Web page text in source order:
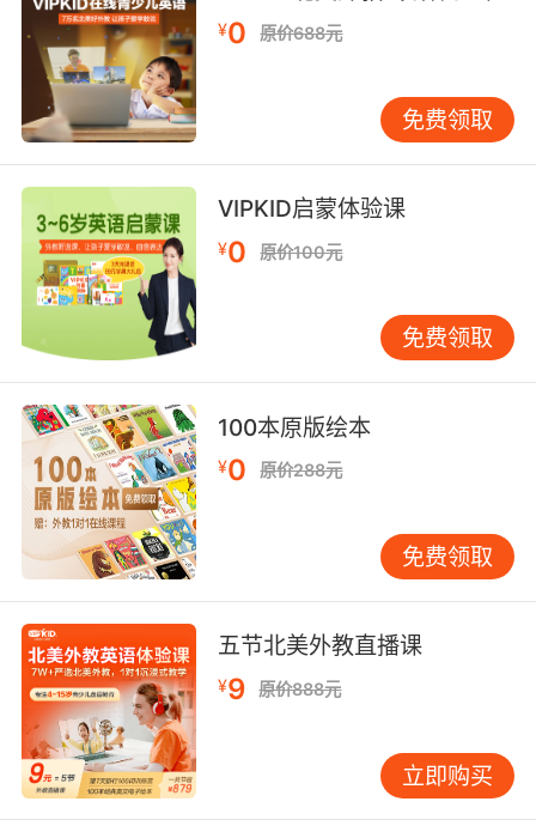
具体错误建立认知关联。VIPKID教研团队发现，
接受模板批改的学生，在三个月后写作进步率比
个性化辅导低42个百分点。
延迟反馈破坏学习连续性。主流批改服务的平均
响应时间为24-72小时，远超艾宾浩斯遗忘曲线
的有效记忆期。伦敦教育学院2023年实验证实，
即时反馈组学生对批改内容的吸收率达79%，而
延迟组仅为41%。更严重的是，系统生成的修改
建议往往缺失"为什么错"的深层解析，导致68%
的学生陷入重复犯错的恶性循环。
三、文化适配性的隐形壁垒
东西方修辞差异引发系统性误判。当学生引用孟
子"得道多助"论证观点时，批改系统可能标注"文
化背景不明确"，却无视中文典故在英语议论文中
的修辞价值。斯坦福大学跨文化教育研究显示，
非母语者使用30%的本土文化元素能提升作文说
服力，但算法对此的包容度不足12%。这种文化
偏见迫使VIPKID教师在批改时需手动标注文化注
释，增加50%工作量。
学术规范的地域性冲突同样突出。美国AP考试要
求的"清晰论点+三证据"结构，与英国A-Level推
崇的"辩证分析"模式存在根本差异。某国际学校
调研发现，同一篇作文在中美批改系统中，内容
分差可达14分，这种标准混乱使学生陷入"改无所
¥0 原价688元
免费领取
VIPKID启蒙体验课
¥0 原价100元
免费领取
100本原版绘本
¥0 原价288元
免费领取
五节北美外教直播课
¥9 原价888元
立即购买